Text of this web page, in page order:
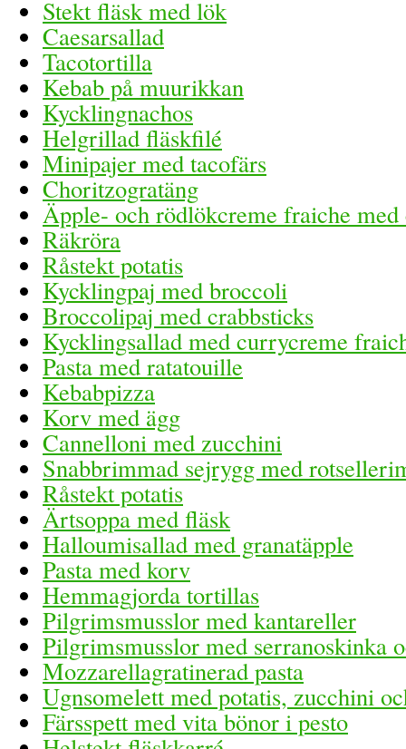
Stekt fläsk med lök
Caesarsallad
Tacotortilla
Kebab på muurikkan
Kycklingnachos
Helgrillad fläskfilé
Minipajer med tacofärs
Choritzogratäng
Äpple- och rödlökcreme fraiche
Räkröra
Råstekt potatis
Kycklingpaj med broccoli
Broccolipaj med crabbsticks
Kycklingsallad med currycreme
Pasta med ratatouille
Kebabpizza
Korv med ägg
Cannelloni med zucchini
Snabbrimmad sejrygg med
Råstekt potatis
Ärtsoppa med fläsk
Halloumisallad med granatäpple
Pasta med korv
Hemmagjorda tortillas
Pilgrimsmusslor med kantareller
Pilgrimsmusslor med serranoskinka
Mozzarellagratinerad pasta
Ugnsomelett med potatis, zucchini
Färsspett med vita bönor i pesto